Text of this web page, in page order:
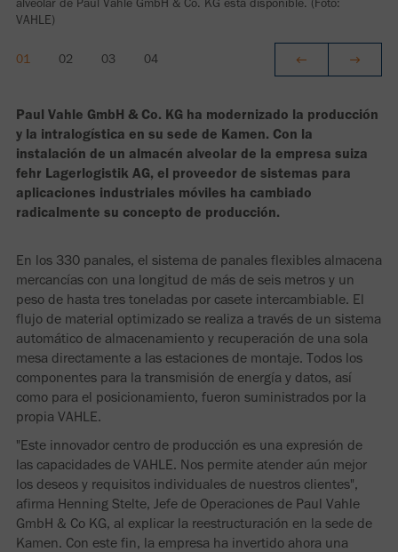
VAHLE)
Paul Vahle GmbH & Co. KG ha modernizado la producción
y la intralogística en su sede de Kamen. Con la
instalación de un almacén alveolar de la empresa suiza
fehr Lagerlogistik AG, el proveedor de sistemas para
aplicaciones industriales móviles ha cambiado
radicalmente su concepto de producción.
En los 330 panales, el sistema de panales flexibles almacena
mercancías con una longitud de más de seis metros y un
peso de hasta tres toneladas por casete intercambiable. El
flujo de material optimizado se realiza a través de un sistema
automático de almacenamiento y recuperación de una sola
mesa directamente a las estaciones de montaje. Todos los
componentes para la transmisión de energía y datos, así
como para el posicionamiento, fueron suministrados por la
propia VAHLE.
"Este innovador centro de producción es una expresión de
las capacidades de VAHLE. Nos permite atender aún mejor
los deseos y requisitos individuales de nuestros clientes",
afirma Henning Stelte, Jefe de Operaciones de Paul Vahle
GmbH & Co KG, al explicar la reestructuración en la sede de
Kamen. Con este fin, la empresa ha invertido ahora una